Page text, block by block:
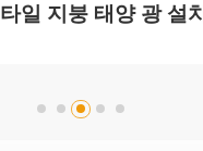
일 지붕 태양 광 설치